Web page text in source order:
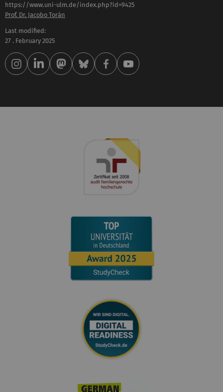
https://www.uni-ulm.de/index.php?id=9425
Prof. Dr. Jacobo Torán
Last modified:
27 . February 2025